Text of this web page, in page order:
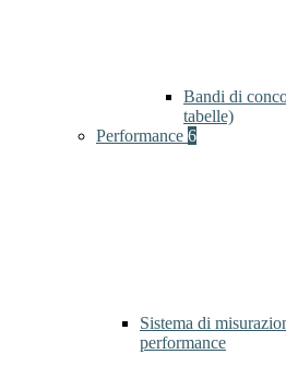
Bandi di
tabelle)
Performance 6
Sistema di
performance